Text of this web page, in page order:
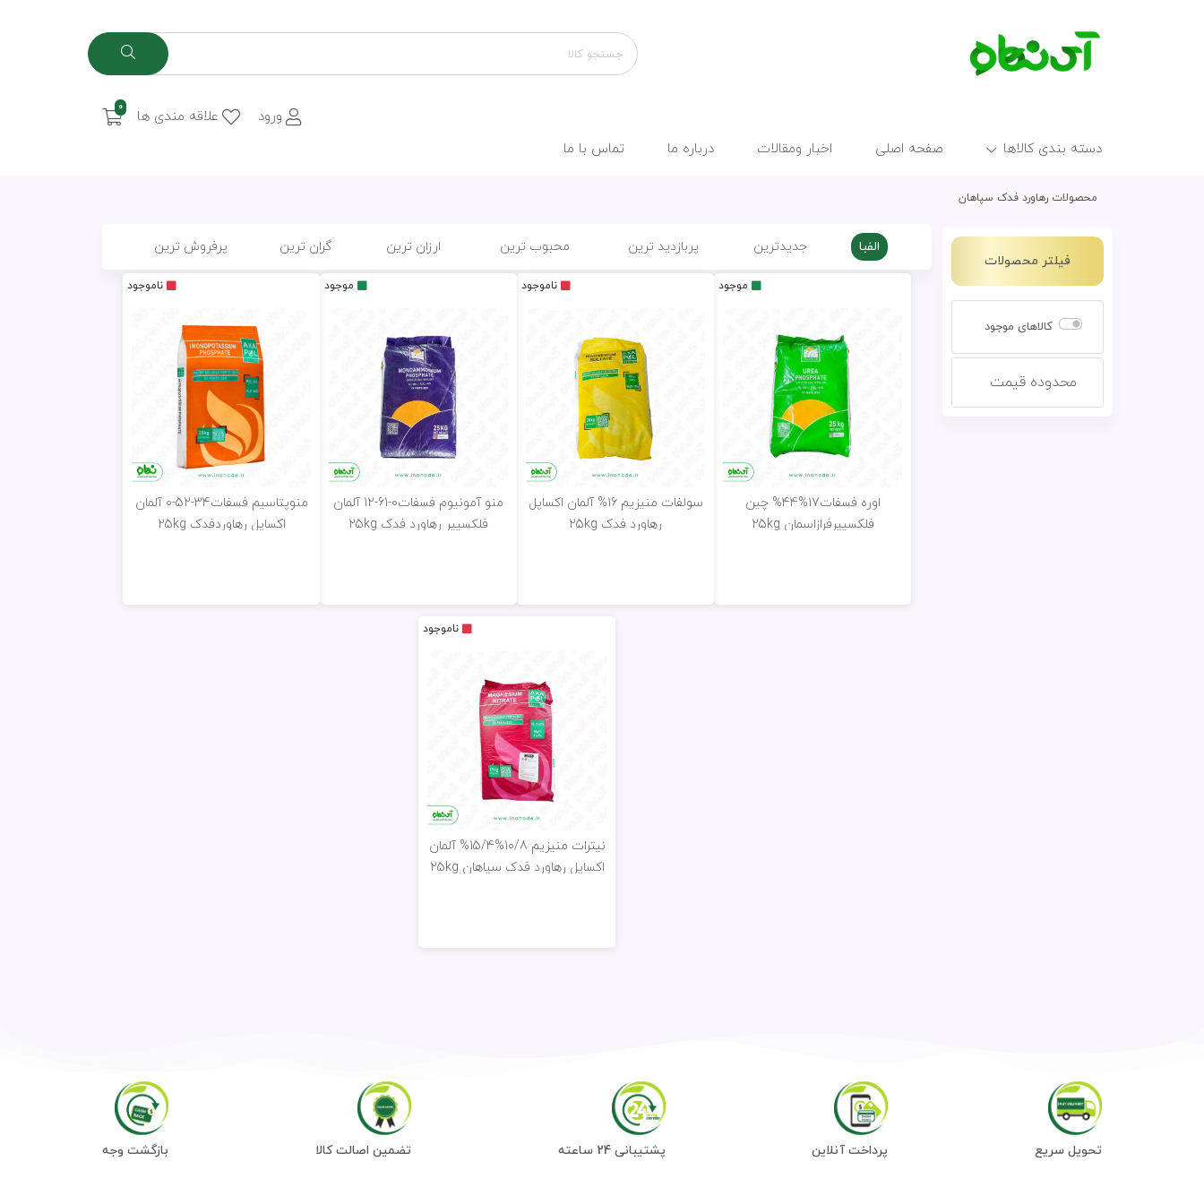
ورود علاقه مندی ها
0
دسته بندی کالاها صفحه اصلی اخبار ومقالات درباره ما تماس با ما
محصولات رهاورد فدک سپاهان
فیلتر محصولات
کالاهای موجود
محدوده قیمت
الفبا جدیدترین پربازدید ترین محبوب ترین ارزان ترین گران ترین پرفروش ترین
موجود
اوره فسفات17%44% چین
فلکسیپرفرازاسمان 25kg
ناموجود
سولفات منیزیم 16% آلمان اکساپل
رهاورد فدک 25kg
موجود
منو آمونیوم فسفات0-61-12 آلمان
فلکسیپر رهاورد فدک 25kg
ناموجود
منوپتاسیم فسفات34-52-0 آلمان
اکساپل رهاوردفدک 25kg
ناموجود
نیترات منیزیم 10/8%15/4% آلمان
اکساپل رهاورد فدک سپاهان 25kg
تحویل سریع پرداخت آنلاین پشتیبانی 24 ساعته تضمین اصالت کالا بازگشت وجه